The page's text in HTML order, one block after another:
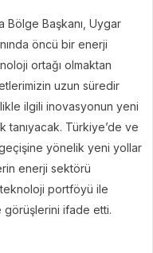
Bölge Başkanı, Uygar
öncü bir enerji
ortağı olmaktan
uzun süredir
ilgili inovasyonun yeni
tanıyacak. Türkiye’de ve
yönelik yeni yollar
enerji sektörü
teknoloji portföyü ile
ifade etti.